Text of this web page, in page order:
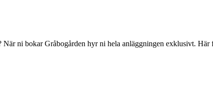
ni bokar Gråbogården hyr ni hela anläggningen exklusivt. Här